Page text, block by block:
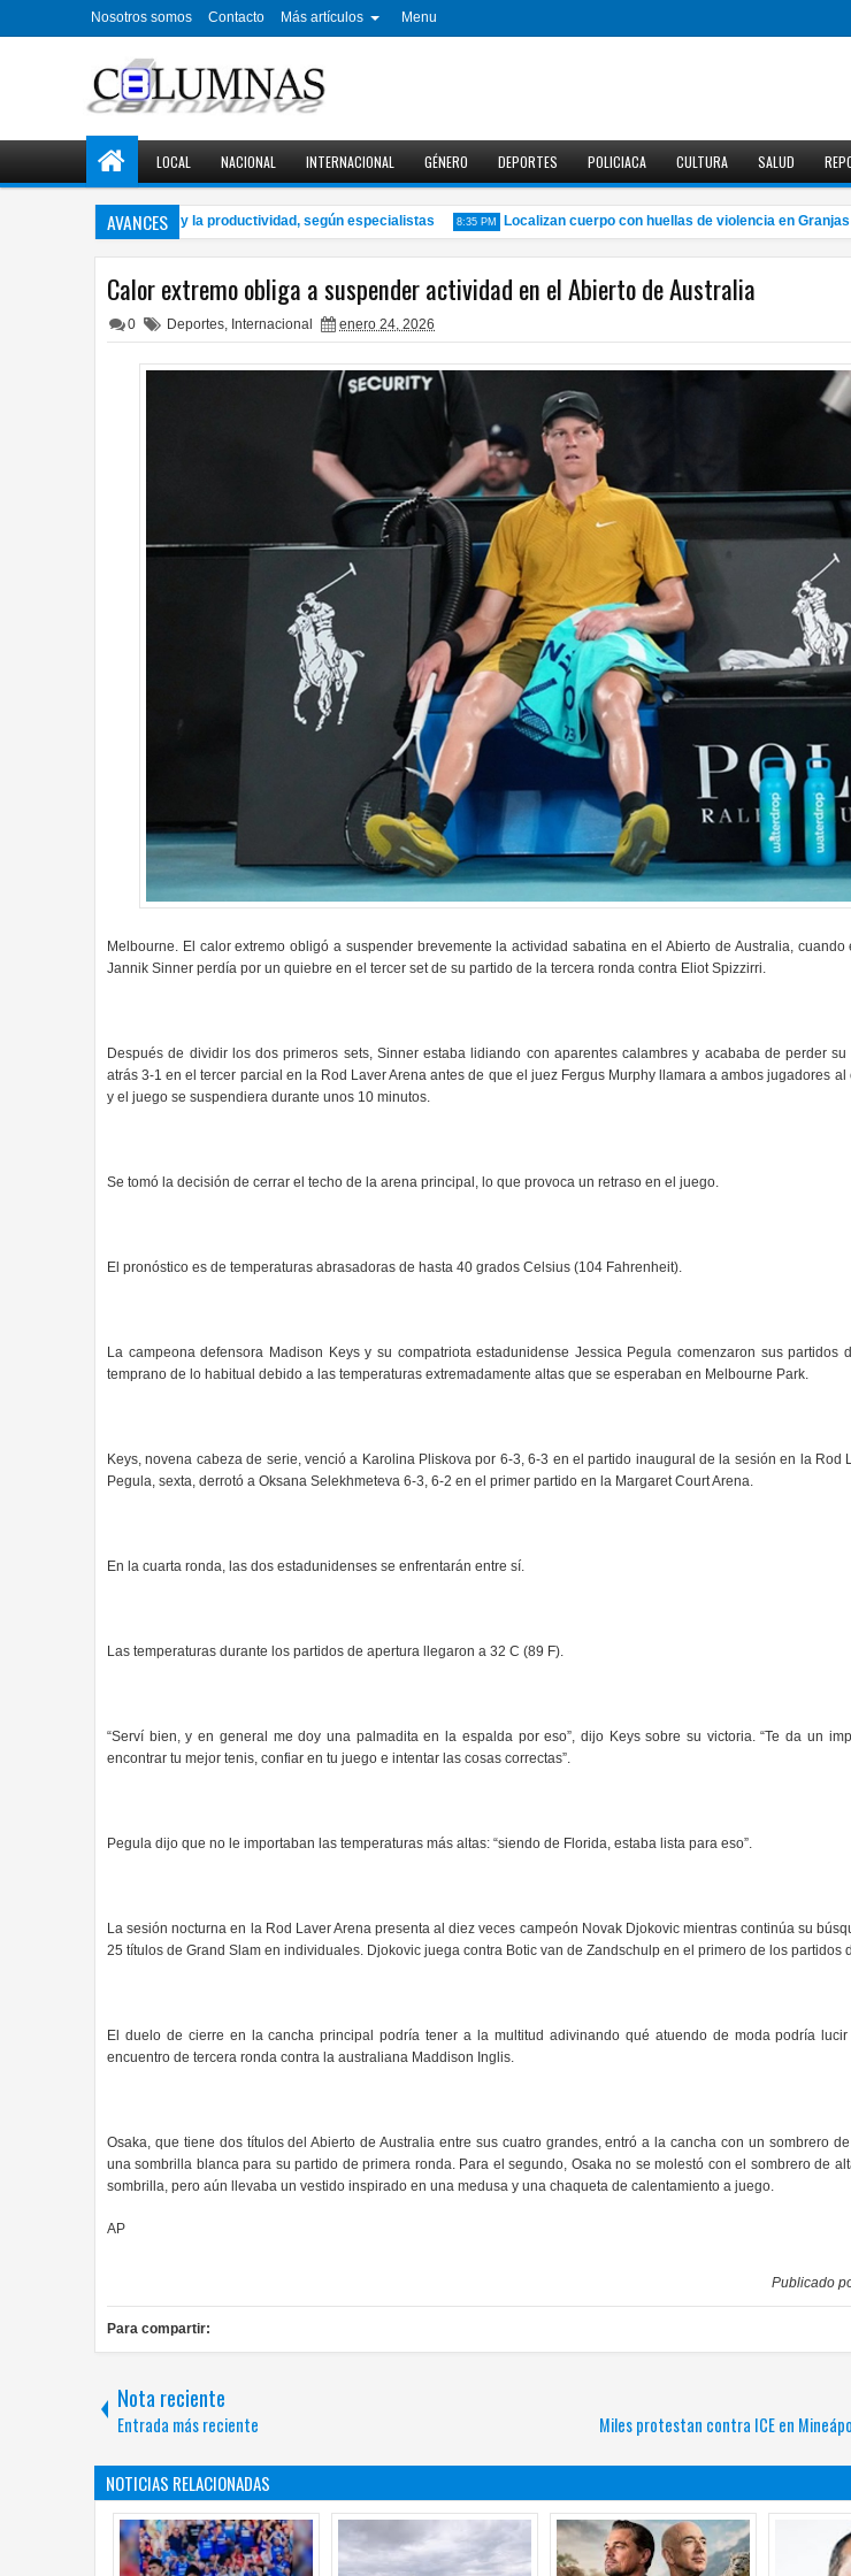
Nosotros somos Contacto Más artículos Menu
LOCAL NACIONAL INTERNACIONAL GÉNERO DEPORTES POLICIACA CULTURA SALUD
AVANCES
mejorar el aprendizaje y la productividad, según especialistas 8:35 PM Localizan cuerpo con huellas de violencia en Granjas
Calor extremo obliga a suspender actividad en el Abierto de Australia
0 Deportes, Internacional enero 24, 2026
Melbourne. El calor extremo obligó a suspender brevemente la actividad sabatina en el Abierto de Australia, cuando
Jannik Sinner perdía por un quiebre en el tercer set de su partido de la tercera ronda contra Eliot Spizzirri.
Después de dividir los dos primeros sets, Sinner estaba lidiando con aparentes calambres y acababa de perder
atrás 3-1 en el tercer parcial en la Rod Laver Arena antes de que el juez Fergus Murphy llamara a ambos jugadores
y el juego se suspendiera durante unos 10 minutos.
Se tomó la decisión de cerrar el techo de la arena principal, lo que provoca un retraso en el juego.
El pronóstico es de temperaturas abrasadoras de hasta 40 grados Celsius (104 Fahrenheit).
La campeona defensora Madison Keys y su compatriota estadunidense Jessica Pegula comenzaron sus partidos
temprano de lo habitual debido a las temperaturas extremadamente altas que se esperaban en Melbourne Park.
Keys, novena cabeza de serie, venció a Karolina Pliskova por 6-3, 6-3 en el partido inaugural de la sesión en la Rod
Pegula, sexta, derrotó a Oksana Selekhmeteva 6-3, 6-2 en el primer partido en la Margaret Court Arena.
En la cuarta ronda, las dos estadunidenses se enfrentarán entre sí.
Las temperaturas durante los partidos de apertura llegaron a 32 C (89 F).
“Serví bien, y en general me doy una palmadita en la espalda por eso”, dijo Keys sobre su victoria. “Te da un
encontrar tu mejor tenis, confiar en tu juego e intentar las cosas correctas”.
Pegula dijo que no le importaban las temperaturas más altas: “siendo de Florida, estaba lista para eso”.
La sesión nocturna en la Rod Laver Arena presenta al diez veces campeón Novak Djokovic mientras continúa su
25 títulos de Grand Slam en individuales. Djokovic juega contra Botic van de Zandschulp en el primero de los partidos
El duelo de cierre en la cancha principal podría tener a la multitud adivinando qué atuendo de moda podría
encuentro de tercera ronda contra la australiana Maddison Inglis.
Osaka, que tiene dos títulos del Abierto de Australia entre sus cuatro grandes, entró a la cancha con un sombrero
una sombrilla blanca para su partido de primera ronda. Para el segundo, Osaka no se molestó con el sombrero de
sombrilla, pero aún llevaba un vestido inspirado en una medusa y una chaqueta de calentamiento a juego.
AP
Publicado
Para compartir:
Nota reciente
Entrada más reciente Miles protestan contra ICE en
NOTICIAS RELACIONADAS